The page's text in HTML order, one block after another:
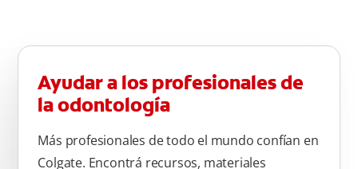
Ayudar a los profesionales de
la odontología
Más profesionales de todo el mundo confían en
Colgate. Encontrá recursos, materiales